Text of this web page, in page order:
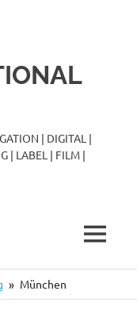
| DIGITAL |
| LABEL | FILM |
MENÜ
München